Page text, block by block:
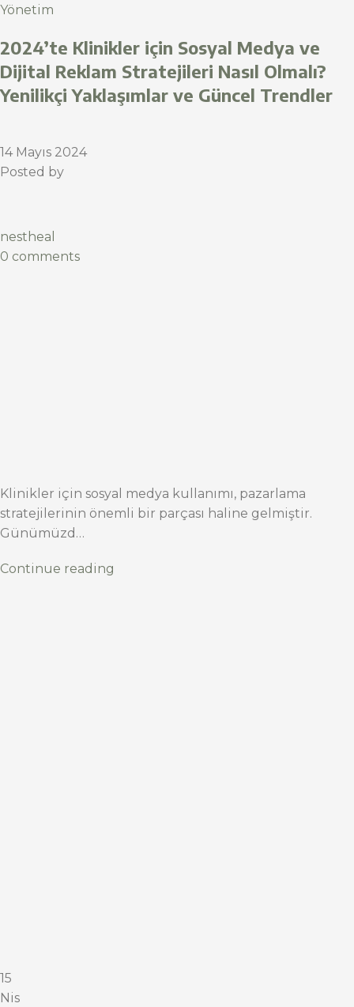
Yönetim
2024’te Klinikler için Sosyal Medya ve
Dijital Reklam Stratejileri Nasıl Olmalı?
Yenilikçi Yaklaşımlar ve Güncel Trendler
14 Mayıs 2024
Posted by
nestheal
0 comments
Klinikler için sosyal medya kullanımı, pazarlama
stratejilerinin önemli bir parçası haline gelmiştir.
Günümüzd…
Continue reading
15
Nis